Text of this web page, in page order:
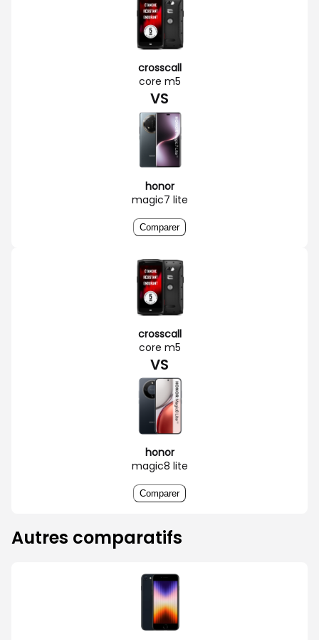
crosscall
core m5
VS
honor
magic7 lite
Comparer
crosscall
core m5
VS
honor
magic8 lite
Comparer
Autres comparatifs